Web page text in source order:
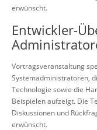
erwünscht.
Entwickler-
Vortragsveranstaltung
Systemadministratoren,
Technologie sowie die
Beispielen aufzeigt. Die
Diskussionen und
erwünscht.